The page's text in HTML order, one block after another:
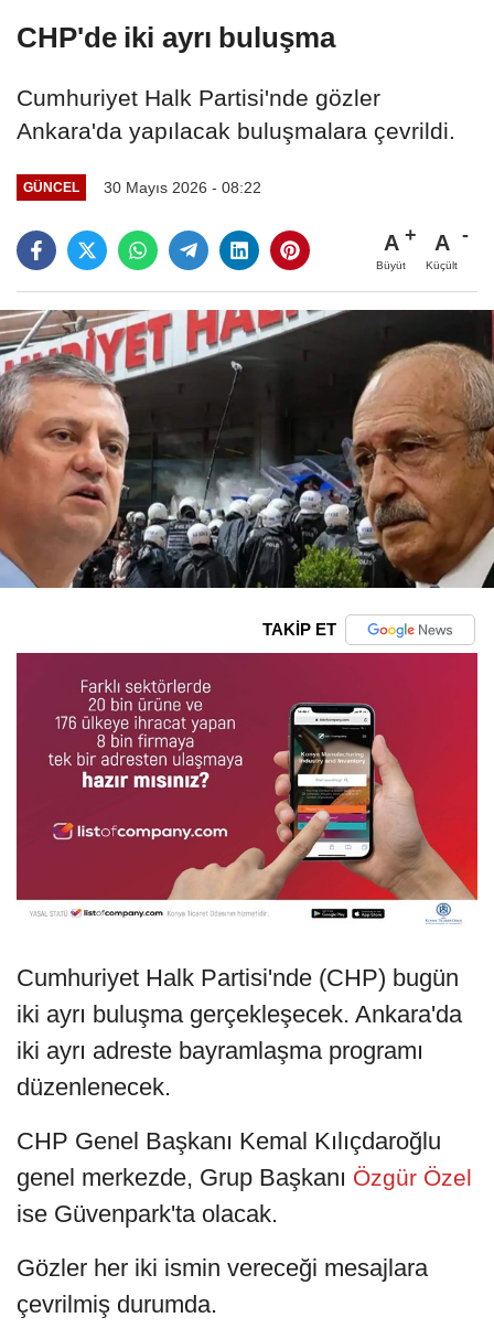
CHP'de iki ayrı buluşma
Cumhuriyet Halk Partisi'nde gözler
Ankara'da yapılacak buluşmalara çevrildi.
GÜNCEL 30 Mayıs 2026 - 08:22
A
Büyüt
A
Küçült
TAKİP ET
Cumhuriyet Halk Partisi'nde (CHP) bugün
iki ayrı buluşma gerçekleşecek. Ankara'da
iki ayrı adreste bayramlaşma programı
düzenlenecek.
CHP Genel Başkanı Kemal Kılıçdaroğlu
genel merkezde, Grup Başkanı Özgür Özel
ise Güvenpark'ta olacak.
Gözler her iki ismin vereceği mesajlara
çevrilmiş durumda.